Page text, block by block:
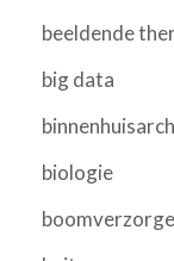
beeldende
big data
biologie